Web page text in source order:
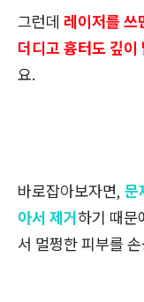
그런데 레이저를 쓰
더디고 흉터도 깊이
요.
바로잡아보자면, 문
아서 제거하기 때문
서 멀쩡한 피부를